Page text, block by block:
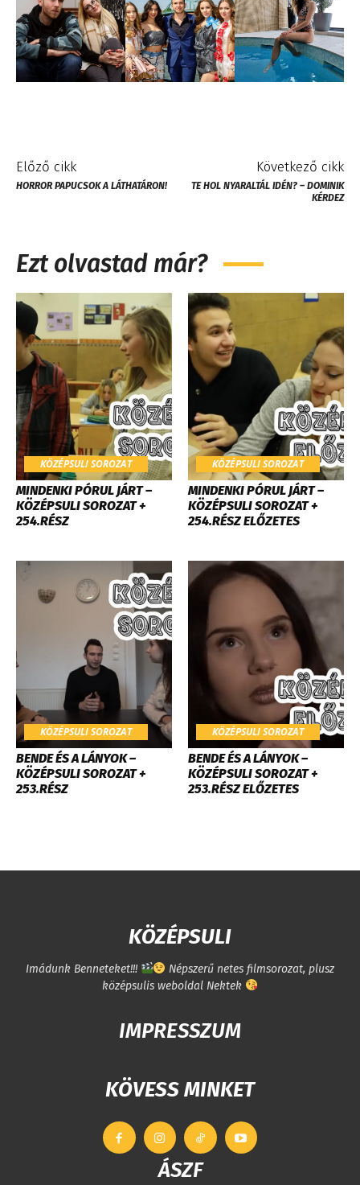
Előző cikk
HORROR PAPUCSOK A LÁTHATÁRON!
Következő cikk
TE HOL NYARALTÁL IDÉN? – DOMINIK
KÉRDEZ
Ezt olvastad már?
KÖZÉPSULI SOROZAT
MINDENKI PÓRUL JÁRT –
KÖZÉPSULI SOROZAT +
254.RÉSZ
KÖZÉPSULI SOROZAT
MINDENKI PÓRUL JÁRT –
KÖZÉPSULI SOROZAT +
254.RÉSZ ELŐZETES
KÖZÉPSULI SOROZAT
BENDE ÉS A LÁNYOK –
KÖZÉPSULI SOROZAT +
253.RÉSZ
KÖZÉPSULI SOROZAT
BENDE ÉS A LÁNYOK –
KÖZÉPSULI SOROZAT +
253.RÉSZ ELŐZETES
KÖZÉPSULI
Imádunk Benneteket!!!
Népszerű netes filmsorozat, plusz
középsulis weboldal Nektek
IMPRESSZUM
KÖVESS MINKET
ÁSZF